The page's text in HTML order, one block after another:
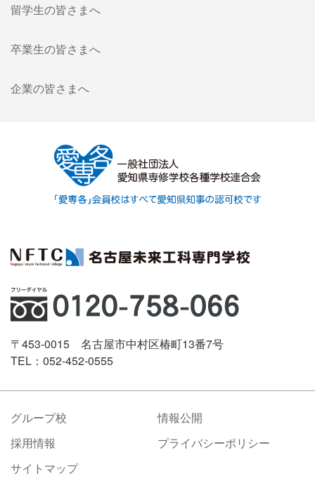
留学生の皆さまへ
卒業生の皆さまへ
企業の皆さまへ
〒453-0015 名古屋市中村区椿町13番7号
TEL：052-452-0555
グループ校
情報公開
採用情報
プライバシーポリシー
サイトマップ